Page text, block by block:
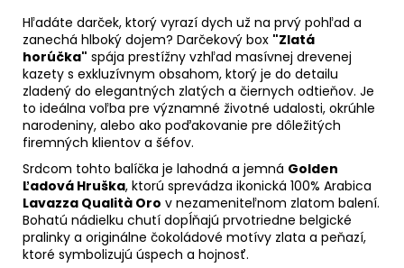
Hľadáte darček, ktorý vyrazí dych už na prvý pohľad a
zanechá hlboký dojem? Darčekový box "Zlatá
horúčka" spája prestížny vzhľad masívnej drevenej
kazety s exkluzívnym obsahom, ktorý je do detailu
zladený do elegantných zlatých a čiernych odtieňov. Je
to ideálna voľba pre významné životné udalosti, okrúhle
narodeniny, alebo ako poďakovanie pre dôležitých
firemných klientov a šéfov.
Srdcom tohto balíčka je lahodná a jemná Golden
Ľadová Hruška, ktorú sprevádza ikonická 100% Arabica
Lavazza Qualità Oro v nezameniteľnom zlatom balení.
Bohatú nádielku chutí dopĺňajú prvotriedne belgické
pralinky a originálne čokoládové motívy zlata a peňazí,
ktoré symbolizujú úspech a hojnosť.